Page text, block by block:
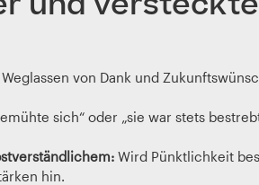
von Dank und
sich“ oder „sie war stets
Wird Pünktlichkeit
hin.